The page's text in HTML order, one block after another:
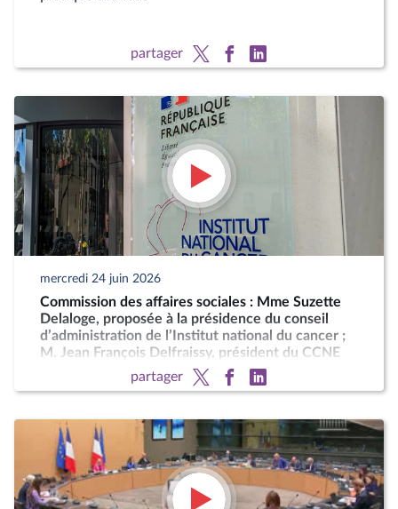
partager
mercredi 24 juin 2026
Commission des affaires sociales : Mme Suzette
Delaloge, proposée à la présidence du conseil
d’administration de l’Institut national du cancer ;
M. Jean François Delfraissy, président du CCNE
partager